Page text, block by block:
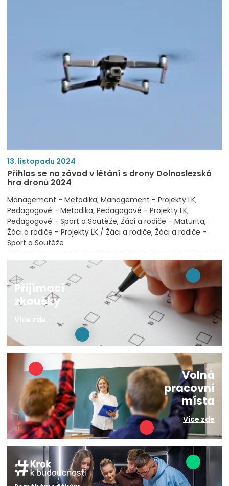
13. listopadu 2024
Přihlas se na závod v létání s drony Dolnoslezská
hra dronů 2024
Management - Metodika Management - Projekty LK
Pedagogové - Metodika Pedagogové - Projekty LK
Pedagogové - Sport a Soutěže Žáci a rodiče - Maturita
Žáci a rodiče - Projekty LK / Žáci a rodiče Žáci a rodiče -
Sport a Soutěže
Přijímací
zkoušky
Více zde
Volná
pracovní
místa
Více zde